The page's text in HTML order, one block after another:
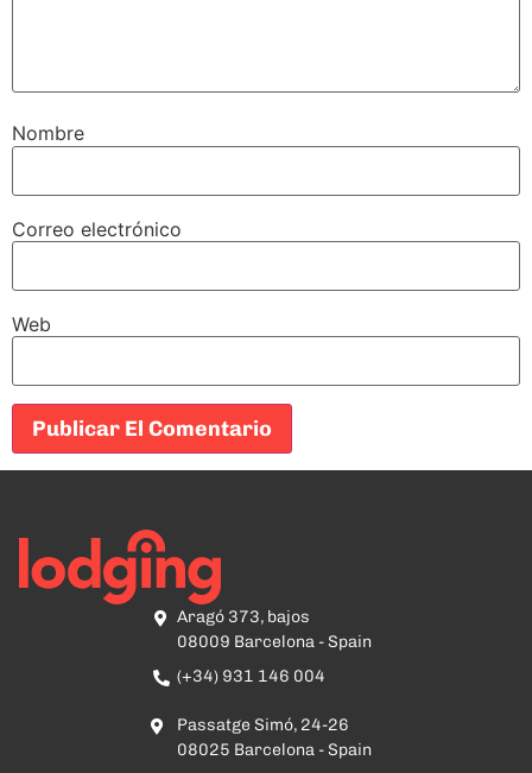
Nombre
Correo electrónico
Web
Aragó 373, bajos
08009 Barcelona - Spain
(+34) 931 146 004
Passatge Simó, 24-26
08025 Barcelona - Spain